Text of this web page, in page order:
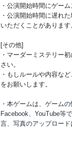
・公演開始時間にゲー
・公演開始時間に遅れた
いただくことがあります
[その他]
・マーダーミステリー
さい。
・もしルールや内容な
をお願いします。
・本ゲームは、ゲーム
Facebook、YouTube等で
言、写真のアップロード